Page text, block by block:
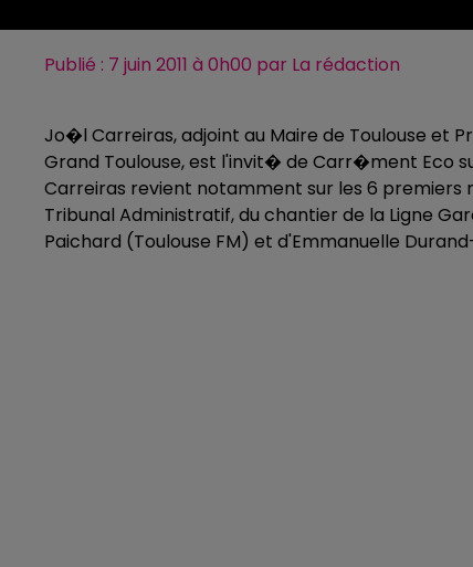
Publié : 7 juin 2011 à 0h00 par La rédaction
Jo�l Carreiras, adjoint au Maire de Toulouse et
Grand Toulouse, est l'invit� de Carr�ment Eco
Carreiras revient notamment sur les 6 premiers
Tribunal Administratif, du chantier de la Ligne
Paichard (Toulouse FM) et d'Emmanuelle